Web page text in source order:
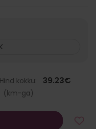
Hind kokku: 39.23€
(km-ga)